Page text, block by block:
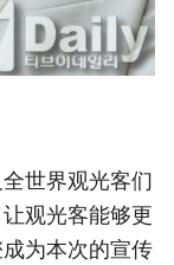
世界观光客们
观光客能够更
为本次的宣传